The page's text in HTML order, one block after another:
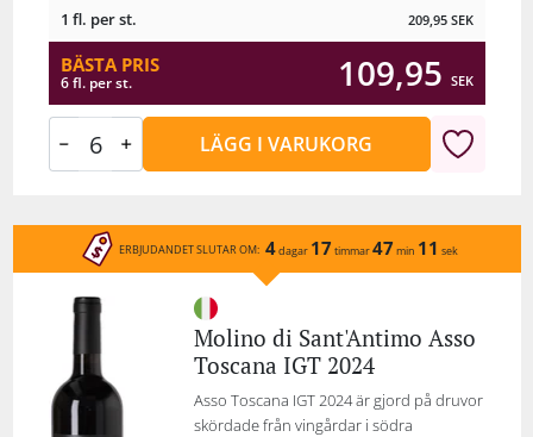
1 fl. per st. 209,95 SEK
BÄSTA PRIS
6 fl. per st. 109,95 SEK
LÄGG I VARUKORG
ERBJUDANDET SLUTAR OM: 4dagar 17 timmar47 min 11 sek
Molino di Sant'Antimo Asso
Toscana IGT 2024
Asso Toscana IGT 2024 är gjord på druvor
skördade från vingårdar i södra